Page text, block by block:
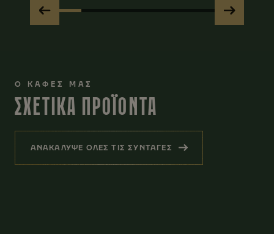
Ο ΚΑΦΕΣ ΜΑΣ
ΣΧΕΤΙΚΑ ΠΡΟΪΟΝΤΑ
ΑΝΑΚΑΛΥΨΕ ΟΛΕΣ ΤΙΣ ΣΥΝΤΑΓΕΣ